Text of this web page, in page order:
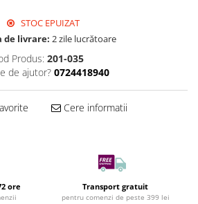
STOC EPUIZAT
de livrare: 2 zile lucrătoare
Produs: 201-035
de ajutor? 0724418940
Cere informatii
ore Transport gratuit
pentru comenzi de peste 399 lei